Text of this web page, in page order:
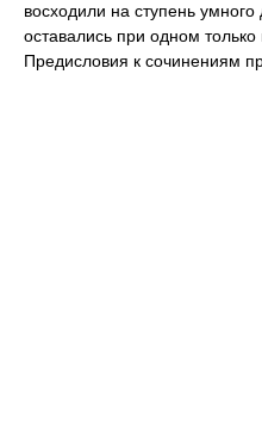
восходили на ступень
оставались при одном
Предисловия к сочинениям